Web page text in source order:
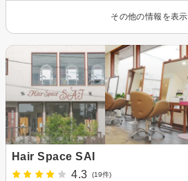
その他の情報を表示
Hair Space SAI
4.3
(19件)